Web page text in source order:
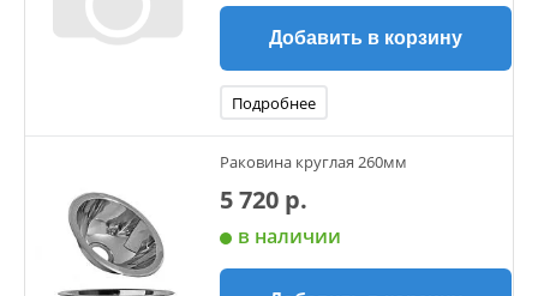
Добавить в корзину
Подробнее
Раковина круглая 260мм
5 720 р.
в наличии